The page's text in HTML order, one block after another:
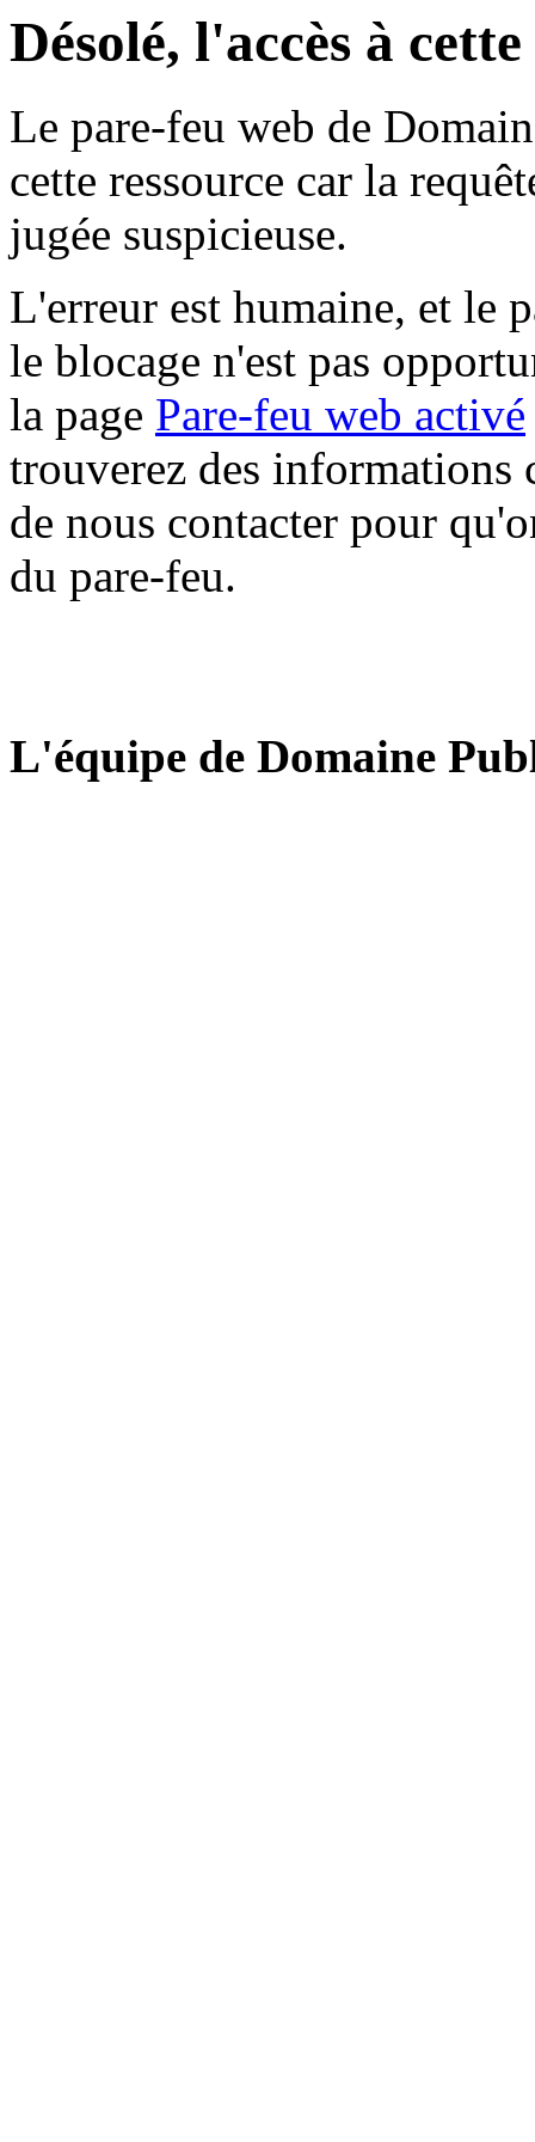
Désolé, l'accès à
Le pare-feu web de
cette ressource car la
jugée suspicieuse.
L'erreur est humaine, et le
le blocage n'est pas
la page Pare-feu web activé
trouverez des informations
de nous contacter pour
du pare-feu.
L'équipe de Domaine